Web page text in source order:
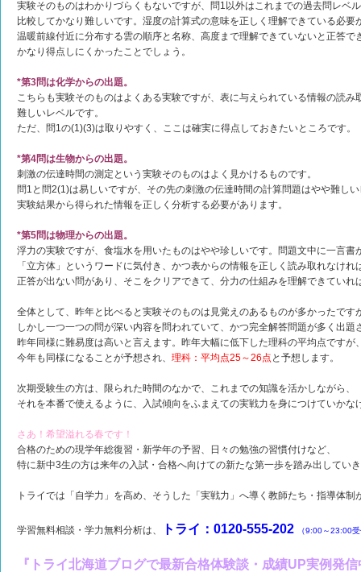
実験そのものはわかりづらくもないですが、問1以外はこれまでの過去問レベ
比較してかなり難しいです。湿度の計算式の意味を正しく理解できている必要
温暖前線付近に分布する雲の順序と名称、高度まで理解できていないと正答で
かなり得点しにくかったことでしょう。
*第3問は化学からの出題。
こちらも実験そのものはよくある実験ですが、表に与えられている情報の読み
難しいレベルです。
ただ、問1の(1)(3)は取りやすく、ここは確実に得点しておきたいところです。
*第4問は生物からの出題。
刺激の伝達時間の測定という実験そのものはよく見かけるものです。
問1と問2(1)は易しいですが、その先の刺激の伝達時間の計算問題はやや難し
実験結果から得られた情報を正しく分析する必要があります。
*第5問は物理からの出題。
浮力の実験ですが、食塩水を用いたものはやや珍しいです。問題文中に一言書
「立方体」というワードに気付き、かつ表からの情報を正しく読み取れなけれ
正答が出ない問があり、そこをクリアできて、分力の仕組みを理解できていれ
全体として、昨年と比べると実験そのものは見覚えのあるものが多かったです
しかし一つ一つの問が深い内容を問われていて、かつ完全解答問題が多く出題
昨年同様に難易度は高いと言えます。昨年大幅に低下した理科の平均点ですが
今年も同様になることが予想され、 理科：平均点25～26点 と予想します。
次期受験生の方は、限られた時間のなかで、これまでの知識を活かしながら、
それを本番で使えるように、入試傾向をふまえての実戦力を身につけていかな
さあ！希望溢れる春です！
合格のための現学年総復習・新学年の予習、日々の勉強の習慣付けなど、
特に新中3生の方は来年の入試・合格へ向けての新たな第一歩を踏み出してい
トライでは「自学力」を高め、そうした「実戦力」へ導く教師たち・指導体制
学習無料相談・学力無料分析は、 トライ：0120-555-202 （9:00～23:00
『トライ北海道ブログで最新合格体験談・成績UP実例発